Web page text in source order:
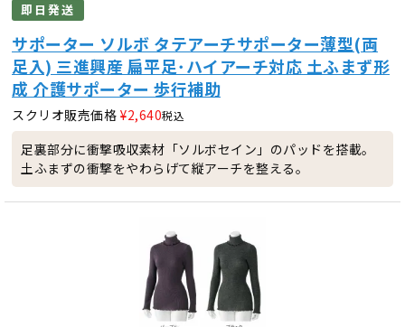
即日発送
サポーター ソルボ タテアーチサポーター薄型(両
足入) 三進興産 扁平足･ハイアーチ対応 土ふまず形
成 介護サポーター 歩行補助
スクリオ販売価格 ¥2,640税込
足裏部分に衝撃吸収素材「ソルボセイン」のパッドを搭載。
土ふまずの衝撃をやわらげて縦アーチを整える。